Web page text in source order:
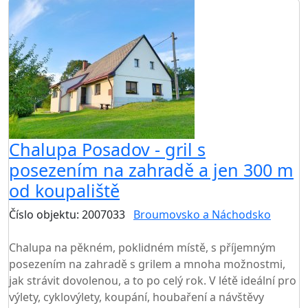
Chalupa Posadov - gril s
posezením na zahradě a jen 300 m
od koupaliště
Číslo objektu: 2007033 Broumovsko a Náchodsko
Chalupa na pěkném, poklidném místě, s příjemným
posezením na zahradě s grilem a mnoha možnostmi,
jak strávit dovolenou, a to po celý rok. V létě ideální pro
výlety, cyklovýlety, koupání, houbaření a návštěvy